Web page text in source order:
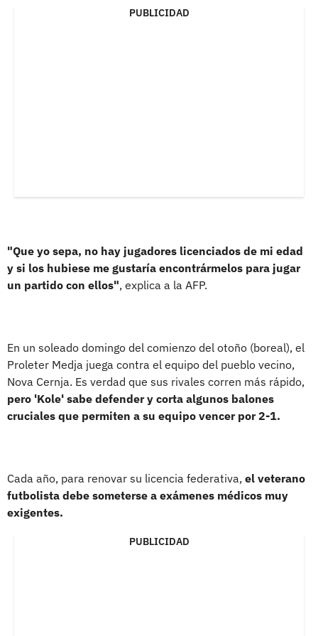
PUBLICIDAD
"Que yo sepa, no hay jugadores licenciados de mi edad
y si los hubiese me gustaría encontrármelos para jugar
un partido con ellos", explica a la AFP.
En un soleado domingo del comienzo del otoño (boreal), el
Proleter Medja juega contra el equipo del pueblo vecino,
Nova Cernja. Es verdad que sus rivales corren más rápido,
pero 'Kole' sabe defender y corta algunos balones
cruciales que permiten a su equipo vencer por 2-1.
Cada año, para renovar su licencia federativa, el veterano
futbolista debe someterse a exámenes médicos muy
exigentes.
PUBLICIDAD